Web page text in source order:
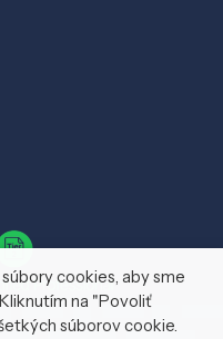
cookies, aby sme
na "Povoliť
súborov cookie.